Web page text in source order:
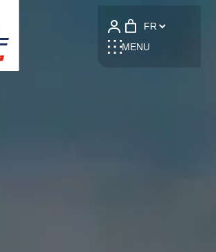
MENU
Language